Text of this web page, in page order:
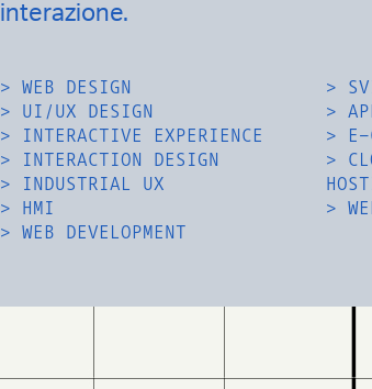
interazione.
> WEB DESIGN
> UI/UX DESIGN
>
INTERACTIVE EXPERIENCE
>
INTERACTION DESIGN
>
INDUSTRIAL UX
> HMI
> WEB DEVELOPMENT
>
>
>
E-
>
>